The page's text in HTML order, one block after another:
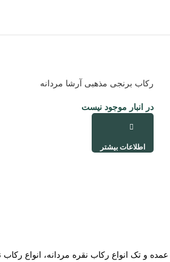
رکاب برنجی مذهبی آرشا مردانه
در انبار موجود نیست
اطلاعات بیشتر
و تک انواع رکاب نقره مردانه، انواع